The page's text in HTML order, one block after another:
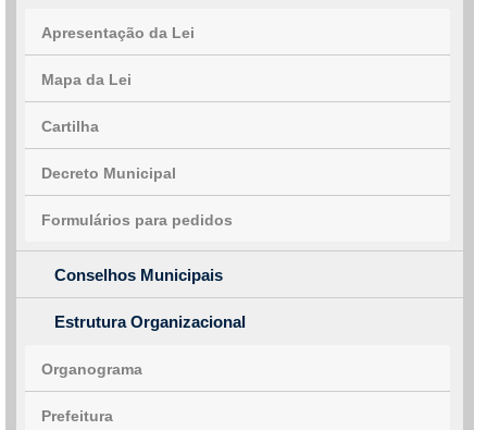
Apresentação da Lei
Mapa da Lei
Cartilha
Decreto Municipal
Formulários para pedidos
Conselhos Municipais
Estrutura Organizacional
Organograma
Prefeitura